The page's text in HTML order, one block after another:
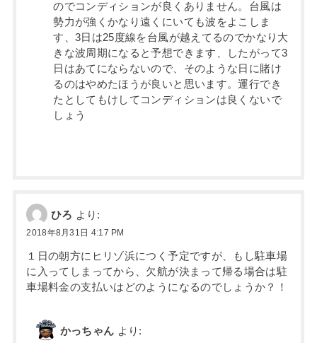
のでコンディションが良くありません。台風は
勢力が強くかなり遠くにいても波をよこしま
す、3日は25度線を台風が越えてるのでかなり大
きな波周期になると予想できます、したがって3
日はあてにならないので、そのような日に賭け
るのはやめたほうが良いと思います。運行でき
たとしてもけしてコンディションは良くないで
しょう
ひろ より:
2018年8月31日 4:17 PM
１日の朝方にヒリゾ浜につく予定ですが、もし駐車場
に入ってしまってから、欠航が決まって帰る場合は駐
車場料金の支払いはどのようになるのでしょうか？！
かっちゃん より: